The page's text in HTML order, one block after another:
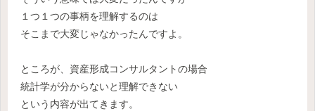
１つ１つの事柄を理解するのは
そこまで大変じゃなかったんですよ。
ところが、資産形成コンサルタントの場合
統計学が分からないと理解できない
という内容が出てきます。